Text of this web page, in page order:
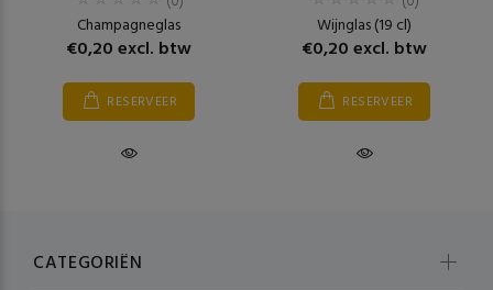
Champagneglas
€0,20 excl. btw
RESERVEER
Wijnglas (19 cl)
€0,20 excl. btw
RESERVEER
CATEGORIËN